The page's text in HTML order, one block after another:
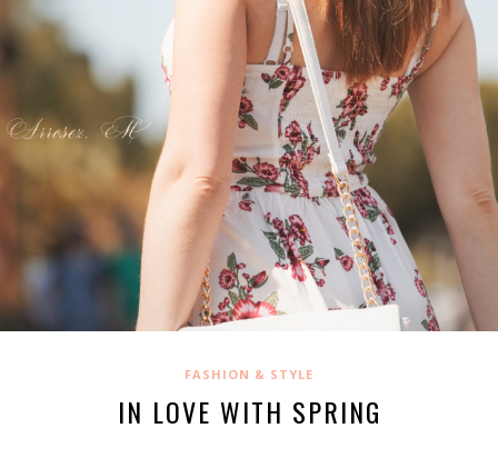
FASHION & STYLE
IN LOVE WITH SPRING